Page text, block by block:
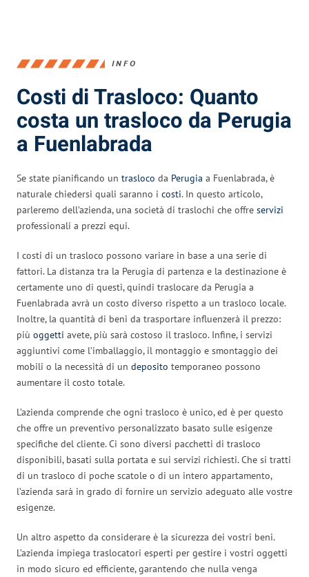
INFO
Costi di Trasloco: Quanto
costa un trasloco da Perugia
a Fuenlabrada
Se state pianificando un trasloco da Perugia a Fuenlabrada, è
naturale chiedersi quali saranno i costi. In questo articolo,
parleremo dell’azienda, una società di traslochi che offre servizi
professionali a prezzi equi.
I costi di un trasloco possono variare in base a una serie di
fattori. La distanza tra la Perugia di partenza e la destinazione è
certamente uno di questi, quindi traslocare da Perugia a
Fuenlabrada avrà un costo diverso rispetto a un trasloco locale.
Inoltre, la quantità di beni da trasportare influenzerà il prezzo:
più oggetti avete, più sarà costoso il trasloco. Infine, i servizi
aggiuntivi come l’imballaggio, il montaggio e smontaggio dei
mobili o la necessità di un deposito temporaneo possono
aumentare il costo totale.
L’azienda comprende che ogni trasloco è unico, ed è per questo
che offre un preventivo personalizzato basato sulle esigenze
specifiche del cliente. Ci sono diversi pacchetti di trasloco
disponibili, basati sulla portata e sui servizi richiesti. Che si tratti
di un trasloco di poche scatole o di un intero appartamento,
l’azienda sarà in grado di fornire un servizio adeguato alle vostre
esigenze.
Un altro aspetto da considerare è la sicurezza dei vostri beni.
L’azienda impiega traslocatori esperti per gestire i vostri oggetti
in modo sicuro ed efficiente, garantendo che nulla venga